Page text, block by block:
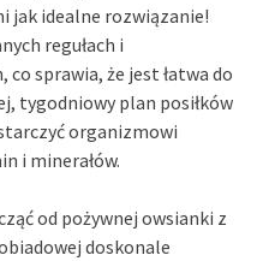
jak idealne rozwiązanie!
regułach i
sprawia, że jest łatwa do
tygodniowy plan posiłków
organizmowi
i minerałów.
od pożywnej owsianki z
doskonale